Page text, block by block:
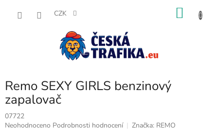
CZK
Remo SEXY GIRLS benzinový
zapalovač
07722
Průměrné
Neohodnoceno Podrobnosti hodnocení Značka: REMO